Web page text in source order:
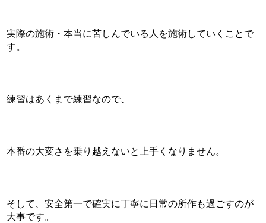
実際の施術・本当に苦しんでいる人を施術していくことで
す。
練習はあくまで練習なので、
本番の大変さを乗り越えないと上手くなりません。
そして、安全第一で確実に丁寧に日常の所作も過ごすのが
大事です。